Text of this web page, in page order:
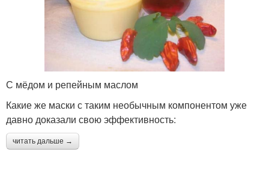
С мёдом и репейным маслом
Какие же маски с таким необычным компонентом уже
давно доказали свою эффективность:
читать дальше →